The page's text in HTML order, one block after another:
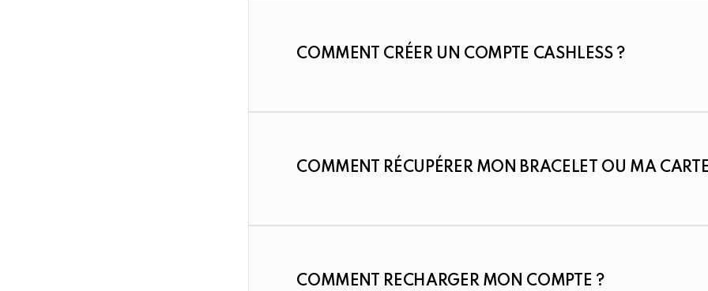
COMMENT CRÉER UN COMPTE CASHLESS ?
COMMENT RÉCUPÉRER MON BRACELET OU MA
COMMENT RECHARGER MON COMPTE ?